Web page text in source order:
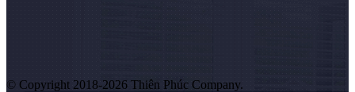
© Copyright 2018-2026 Thiên Phúc Company.